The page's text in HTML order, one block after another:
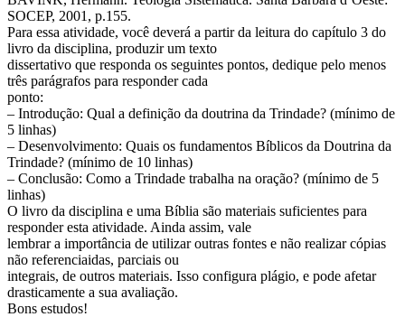
SOCEP, 2001, p.155.
Para essa atividade, você deverá a partir da leitura do capítulo 3 do
livro da disciplina, produzir um texto
dissertativo que responda os seguintes pontos, dedique pelo menos
três parágrafos para responder cada
ponto:
– Introdução: Qual a definição da doutrina da Trindade? (mínimo de
5 linhas)
– Desenvolvimento: Quais os fundamentos Bíblicos da Doutrina da
Trindade? (mínimo de 10 linhas)
– Conclusão: Como a Trindade trabalha na oração? (mínimo de 5
linhas)
O livro da disciplina e uma Bíblia são materiais suficientes para
responder esta atividade. Ainda assim, vale
lembrar a importância de utilizar outras fontes e não realizar cópias
não referenciaidas, parciais ou
integrais, de outros materiais. Isso configura plágio, e pode afetar
drasticamente a sua avaliação.
Bons estudos!